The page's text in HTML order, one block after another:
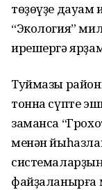
төҙөүҙе дауам
“Экология”
ирешергә
Туймазы
тонна сүпте
заманса
менән
системаларҙың
файҙаланырға